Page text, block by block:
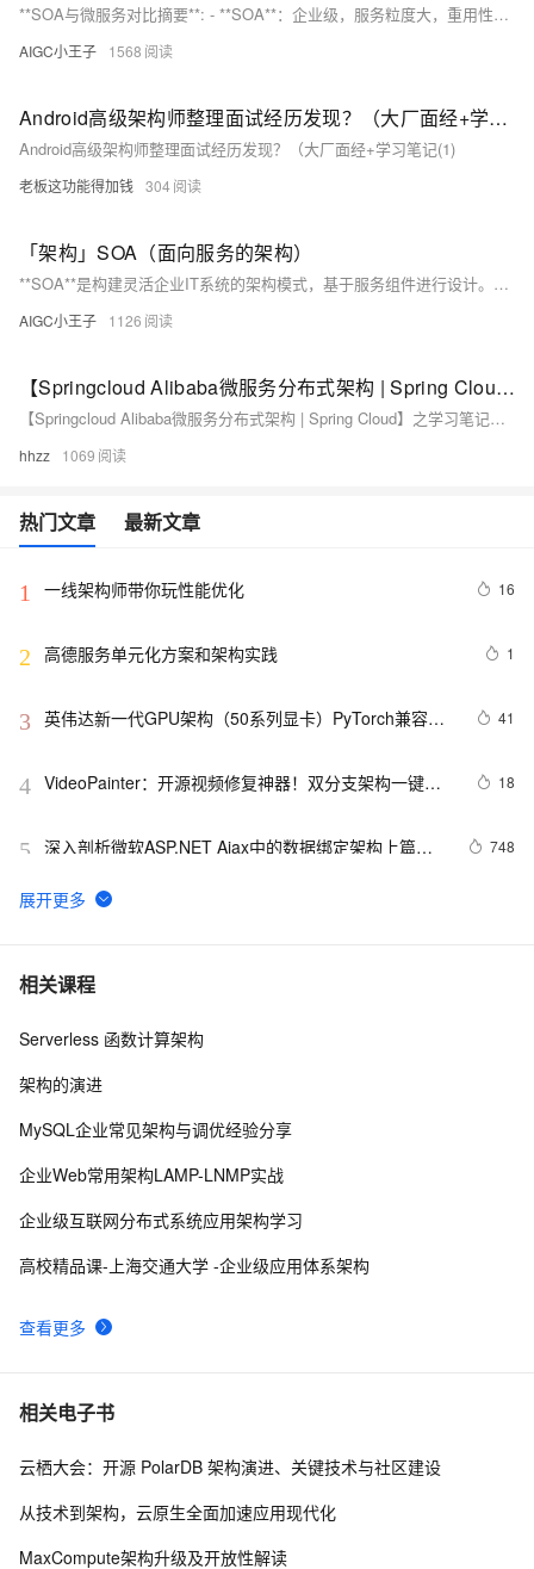
**SOA与微服务对比摘要**: - **SOA**：企业级，服务粒度大，重用性强，常通过ESB通信，服务部署集中，技术栈统一。 - **微服务**：服务粒度小，单一职责，轻量级协议如REST，独立部署，技术多样性，去中心化治理。 - **区别**：服务大小、独立性、通信协议、部署方式和技术栈不同，微服务更强调敏捷和独立性。 - **示例**：Python Flask简单示例展示了服务创建，SOA服务间通过HTTP请求通信，微服务每个服务独立运行。 - **权衡**：涉及服务发现、负载均衡、容错和安全，常用技术如Docker、Kubernetes和API网关。
AIGC小王子 1568
Android高级架构师整理面试经历发现？（大厂面经+学习笔记(1)
Android高级架构师整理面试经历发现？（大厂面经+学习笔记(1)
老板这功能得加钱 304
「架构」SOA（面向服务的架构）
**SOA**是构建灵活企业IT系统的架构模式，基于服务组件进行设计。它强调服务的自包含、模块化，通过服务识别、抽象、组合和交互实现业务流程。特点包括松耦合、重用性、互操作性和标准化。优点是灵活性、可维护性、可扩展性和成本效益，但也有复杂性、性能和治理问题。设计策略涉及业务能力识别、服务契约定义和服务目录建立。技术栈涵盖Java EE、.NET、SOAP、REST、服务治理工具和各种数据库、消息队列及安全标准。SOA旨在适应变化，但也需妥善管理和规划。
AIGC小王子 1126
【Springcloud Alibaba微服务分布式架构 | Spring Cloud】之学习笔记（目录大纲）
【Springcloud Alibaba微服务分布式架构 | Spring Cloud】之学习笔记（目录大纲）
hhzz 1069
热门文章 最新文章
1 一线架构师带你玩性能优化 16
2 高德服务单元化方案和架构实践 1
3 英伟达新一代GPU架构（50系列显卡）PyTorch兼容性
41
4 VideoPainter：开源视频修复神器！双分支架构一键修
18
5 深入剖析微软ASP.NET Ajax中的数据绑定架构上篇之
748
6 Flutter Provider状态管理---MVVM架构实战
7 基于 Serverless 架构的 CI/CD 框架：Serverless-cd
8 交易所开发核心架构拆解与流程图
10Redis哨兵集群工作原理及架构部署（八）
相关课程
查看更多
Serverless 函数计算架构
架构的演进
MySQL企业常见架构与调优经验分享
企业Web常用架构LAMP-LNMP实战
企业级互联网分布式系统应用架构学习
高校精品课-上海交通大学 -企业级应用体系架构
相关电子书
云栖大会：开源 PolarDB 架构演进、关键技术与社区建设
从技术到架构，云原生全面加速应用现代化
MaxCompute架构升级及开放性解读